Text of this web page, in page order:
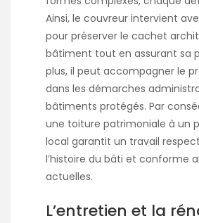
Ainsi, le couvreur intervient
pour préserver le cachet
bâtiment tout en assurant sa
plus, il peut accompagner le
dans les démarches
bâtiments protégés. Par
une toiture patrimoniale à un
local garantit un travail
l’histoire du bâti et conforme
actuelles.
L’entretien et la